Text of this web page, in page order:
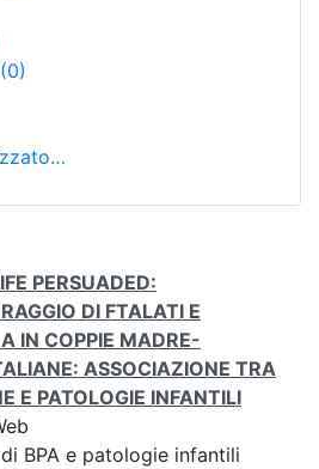
(0)
PERSUADED:
DI FTALATI E
IN COPPIE MADRE-
ASSOCIAZIONE TRA
E PATOLOGIE INFANTILI
BPA e patologie infantili